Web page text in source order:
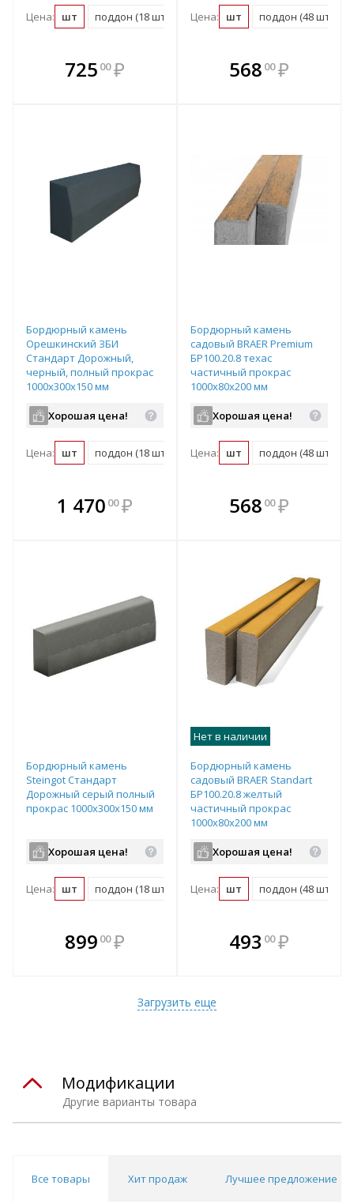
Цена: шт поддон (18 шт)
725 00 ₽
В комплекте
всегда выгоднее!
Цена: шт поддон (48 шт)
В комплекте
всегда выгоднее!
568 00 ₽
Бордюрный камень
Орешкинский ЗБИ
Стандарт Дорожный,
черный, полный прокрас
1000х300х150 мм
Хорошая цена!
Цена: шт поддон (18 шт)
1 470 00 ₽
В комплекте
всегда выгоднее!
Бордюрный камень
садовый BRAER Premium
БР100.20.8 техас
частичный прокрас
1000х80х200 мм
Хорошая цена!
Цена: шт поддон (48 шт)
В комплекте
всегда выгоднее!
568 00 ₽
Бордюрный камень
Steingot Стандарт
Дорожный серый полный
прокрас 1000х300х150 мм
Хорошая цена!
Цена: шт поддон (18 шт)
899 00 ₽
В комплекте
всегда выгоднее!
Нет в наличии
Бордюрный камень
садовый BRAER Standart
БР100.20.8 желтый
частичный прокрас
1000х80х200 мм
Хорошая цена!
Цена: шт поддон (48 шт)
В комплекте
всегда выгоднее!
493 00 ₽
Загрузить еще
Другие варианты товара
Модификации
Все товары Хит продаж Лучшее предложение